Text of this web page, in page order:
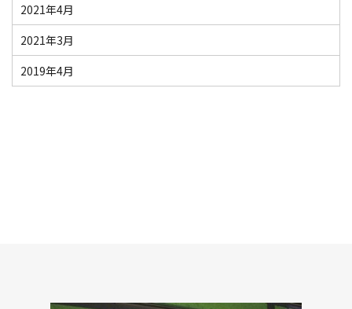
2021年4月
2021年3月
2019年4月